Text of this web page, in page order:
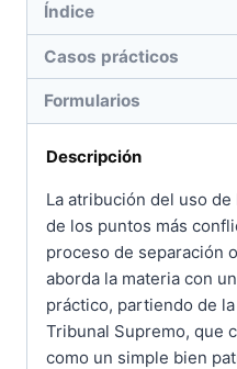
Índice
Casos prácticos
Formularios
Descripción
La atribución del uso
de los puntos más
proceso de separación
aborda la materia con
práctico, partiendo de
Tribunal Supremo, que
como un simple bien